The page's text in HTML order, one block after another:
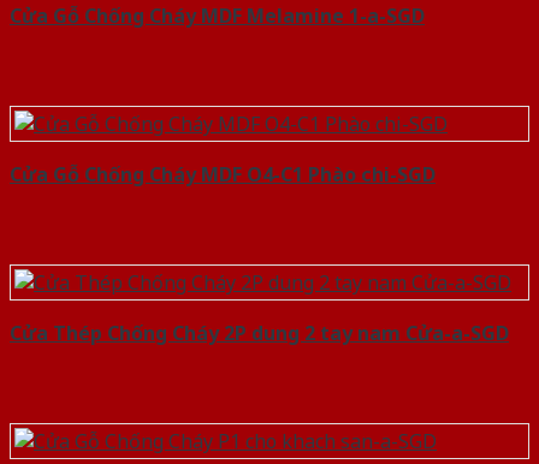
Cửa Gỗ Chống Cháy MDF Melamine 1-a-SGD
Cửa Gỗ Chống Cháy MDF O4-C1 Phào chi-SGD
Cửa Thép Chống Cháy 2P dung 2 tay nam Cửa-a-SGD